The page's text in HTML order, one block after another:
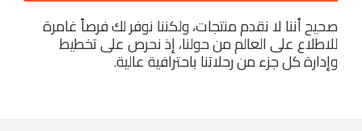
صحيح أننا لا نقدم منتجات، ولكننا نوفر لك فرصاً غامرة
للاطلاع على العالم من حولنا، إذ نحرص على تخطيط
وإدارة كل جزء من رحلاتنا باحترافية عالية.